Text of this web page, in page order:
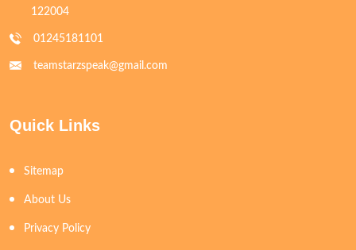
122004
01245181101
teamstarzspeak@gmail.com
Quick Links
Sitemap
About Us
Privacy Policy